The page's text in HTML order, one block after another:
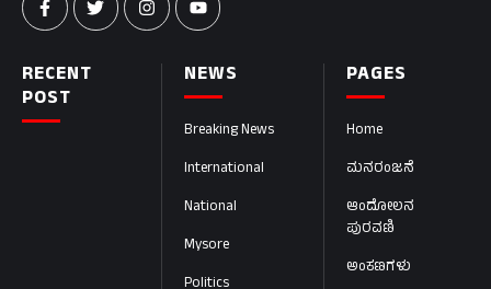
PAGES
Home
ಮನರಂಜನೆ
ಆಂದೋಲನ
ಪುರವಣಿ
ಅಂಕಣಗಳು
NEWS
Breaking News
International
National
Mysore
RECENT
POST